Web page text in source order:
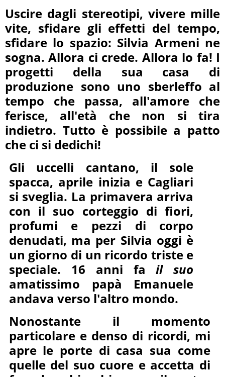
Uscire dagli stereotipi, vivere mille
vite, sfidare gli effetti del tempo,
sfidare lo spazio: Silvia Armeni ne
sogna. Allora ci crede. Allora lo fa! I
progetti della sua casa di
produzione sono uno sberleffo al
tempo che passa, all'amore che
ferisce, all'età che non si tira
indietro. Tutto è possibile a patto
che ci si dedichi!
Gli uccelli cantano, il sole
spacca, aprile inizia e Cagliari
si sveglia. La primavera arriva
con il suo corteggio di fiori,
profumi e pezzi di corpo
denudati, ma per Silvia oggi è
un giorno di un ricordo triste e
speciale. 16 anni fail suo
amatissimo papà Emanuele
andava verso l'altro mondo.
Nonostante il momento
particolare e denso di ricordi, mi
apre le porte di casa sua come
quelle del suo cuore e accetta di